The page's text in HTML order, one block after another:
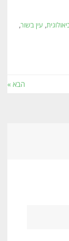
, עין בשור,
הבא »